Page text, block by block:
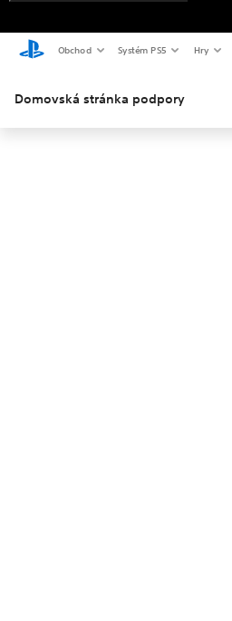
Obchod Systém PS5 Hry
Domovská stránka podpory